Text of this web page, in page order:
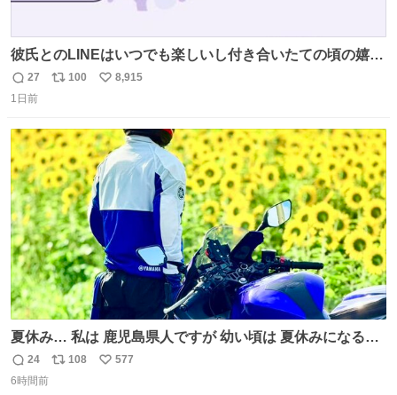
彼氏とのLINEはいつでも楽しいし付き合いたての頃の嬉し
かったLINEは無限にあるけど(同棲前は1日で各50通くらい
送りあってたし)最近嬉しかったのはこれ
返
信
27
リ
ト
数
100
い
数
8,915
1日前
夏休み… 私は 鹿児島県人ですが 幼い頃は 夏休みになると
母の郷… 山梨へ遊びに行くのが楽しみでした 母の実家へ 1
ヶ月近く泊まって … … 今の私は 医療従事者 お盆休み？ﾅﾆ
返
信
24
リ
108
い
577
6時間前